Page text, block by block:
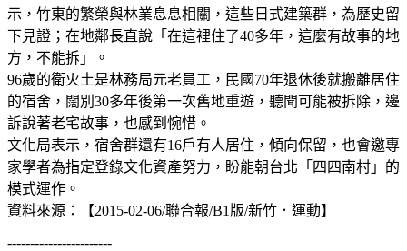
示，竹東的繁榮與林業息息相關，這些日式建築群，為歷史留
下見證；在地鄰長直說「在這裡住了40多年，這麼有故事的地
方，不能拆」。
96歲的衛火土是林務局元老員工，民國70年退休後就搬離居住
的宿舍，闊別30多年後第一次舊地重遊，聽聞可能被拆除，邊
訴說著老宅故事，也感到惋惜。
文化局表示，宿舍群還有16戶有人居住，傾向保留，也會邀專
家學者為指定登錄文化資產努力，盼能朝台北「四四南村」的
模式運作。
資料來源：【2015-02-06/聯合報/B1版/新竹．運動】
-----------------------